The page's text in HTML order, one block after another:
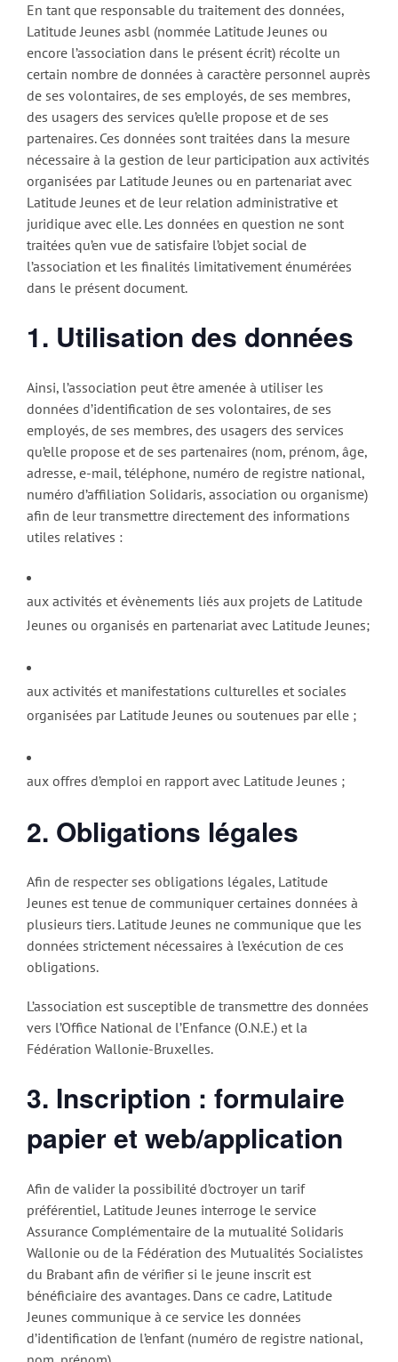
En tant que responsable du traitement des données,
Latitude Jeunes asbl (nommée Latitude Jeunes ou
encore l’association dans le présent écrit) récolte un
certain nombre de données à caractère personnel auprès
de ses volontaires, de ses employés, de ses membres,
des usagers des services qu’elle propose et de ses
partenaires. Ces données sont traitées dans la mesure
nécessaire à la gestion de leur participation aux activités
organisées par Latitude Jeunes ou en partenariat avec
Latitude Jeunes et de leur relation administrative et
juridique avec elle. Les données en question ne sont
traitées qu’en vue de satisfaire l’objet social de
l’association et les finalités limitativement énumérées
dans le présent document.
1. Utilisation des données
Ainsi, l’association peut être amenée à utiliser les
données d’identification de ses volontaires, de ses
employés, de ses membres, des usagers des services
qu’elle propose et de ses partenaires (nom, prénom, âge,
adresse, e-mail, téléphone, numéro de registre national,
numéro d’affiliation Solidaris, association ou organisme)
afin de leur transmettre directement des informations
utiles relatives :
aux activités et évènements liés aux projets de Latitude
Jeunes ou organisés en partenariat avec Latitude Jeunes;
aux activités et manifestations culturelles et sociales
organisées par Latitude Jeunes ou soutenues par elle ;
aux offres d’emploi en rapport avec Latitude Jeunes ;
2. Obligations légales
Afin de respecter ses obligations légales, Latitude
Jeunes est tenue de communiquer certaines données à
plusieurs tiers. Latitude Jeunes ne communique que les
données strictement nécessaires à l’exécution de ces
obligations.
L’association est susceptible de transmettre des données
vers l’Office National de l’Enfance (O.N.E.) et la
Fédération Wallonie-Bruxelles.
3. Inscription : formulaire
papier et web/application
Afin de valider la possibilité d’octroyer un tarif
préférentiel, Latitude Jeunes interroge le service
Assurance Complémentaire de la mutualité Solidaris
Wallonie ou de la Fédération des Mutualités Socialistes
du Brabant afin de vérifier si le jeune inscrit est
bénéficiaire des avantages. Dans ce cadre, Latitude
Jeunes communique à ce service les données
d’identification de l’enfant (numéro de registre national,